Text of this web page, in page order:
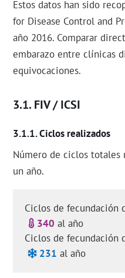
Estos datos han sido
for Disease Control and
año 2016. Comparar
embarazo entre clínicas
equivocaciones.
FIV / ICSI
Ciclos realizados
Número de ciclos
un año.
Ciclos de fecundación
340 al año
Ciclos de fecundación
231 al año